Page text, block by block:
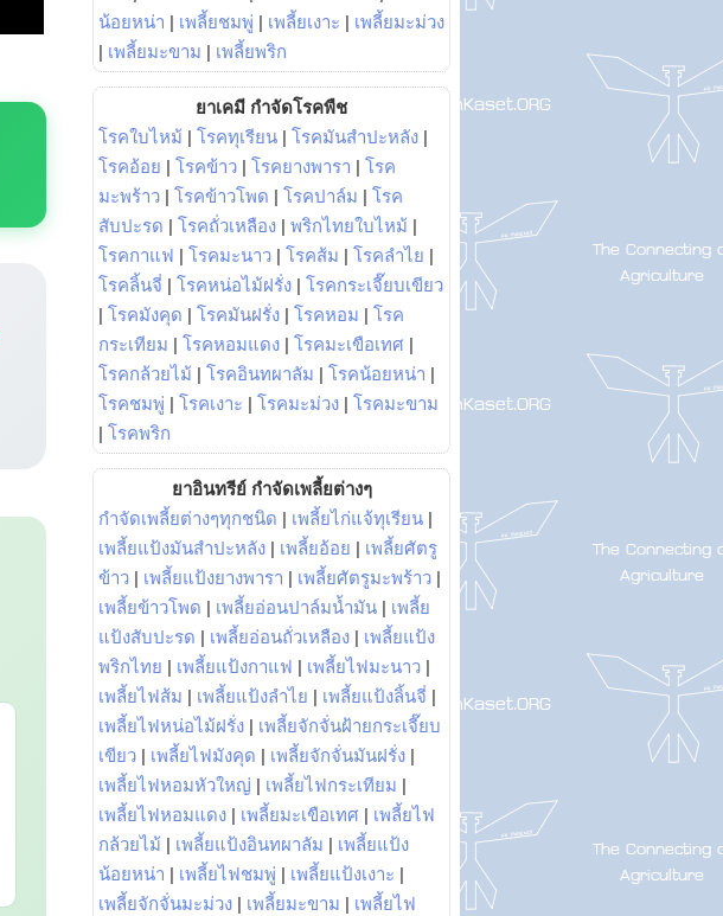
น้อยหน่า | เพลี้ยชมพู่ | เพลี้ยเงาะ | เพลี้ยมะม่วง
| เพลี้ยมะขาม | เพลี้ยพริก
ยาเคมี กำจัดโรคพืช
โรคใบไหม้ | โรคทุเรียน | โรคมันสำปะหลัง |
โรคอ้อย | โรคข้าว | โรคยางพารา | โรค
มะพร้าว | โรคข้าวโพด | โรคปาล์ม | โรค
สับปะรด | โรคถั่วเหลือง | พริกไทยใบไหม้ |
โรคกาแฟ | โรคมะนาว | โรคส้ม | โรคลำไย |
โรคลิ้นจี่ | โรคหน่อไม้ฝรั่ง | โรคกระเจี๊ยบเขียว
| โรคมังคุด | โรคมันฝรั่ง | โรคหอม | โรค
กระเทียม | โรคหอมแดง | โรคมะเขือเทศ |
โรคกล้วยไม้ | โรคอินทผาลัม | โรคน้อยหน่า |
โรคชมพู่ | โรคเงาะ | โรคมะม่วง | โรคมะขาม
| โรคพริก
ยาอินทรีย์ กำจัดเพลี้ยต่างๆ
กำจัดเพลี้ยต่างๆทุกชนิด | เพลี้ยไก่แจ้ทุเรียน |
เพลี้ยแป้งมันสำปะหลัง | เพลี้ยอ้อย | เพลี้ยศัตรู
ข้าว | เพลี้ยแป้งยางพารา | เพลี้ยศัตรูมะพร้าว |
เพลี้ยข้าวโพด | เพลี้ยอ่อนปาล์มน้ำมัน | เพลี้ย
แป้งสับปะรด | เพลี้ยอ่อนถั่วเหลือง | เพลี้ยแป้ง
พริกไทย | เพลี้ยแป้งกาแฟ | เพลี้ยไฟมะนาว |
เพลี้ยไฟส้ม | เพลี้ยแป้งลำไย | เพลี้ยแป้งลิ้นจี่ |
เพลี้ยไฟหน่อไม้ฝรั่ง | เพลี้ยจักจั่นฝ้ายกระเจี๊ยบ
เขียว | เพลี้ยไฟมังคุด | เพลี้ยจักจั่นมันฝรั่ง |
เพลี้ยไฟหอมหัวใหญ่ | เพลี้ยไฟกระเทียม |
เพลี้ยไฟหอมแดง | เพลี้ยมะเขือเทศ | เพลี้ยไฟ
กล้วยไม้ | เพลี้ยแป้งอินทผาลัม | เพลี้ยแป้ง
น้อยหน่า | เพลี้ยไฟชมพู่ | เพลี้ยแป้งเงาะ |
เพลี้ยจักจั่นมะม่วง | เพลี้ยมะขาม | เพลี้ยไฟ